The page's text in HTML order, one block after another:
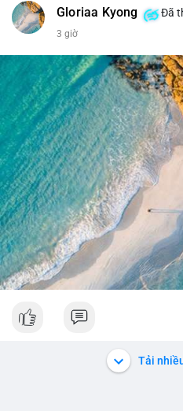
lược. Nếu điểm đến là các sàn
cao là chuẩn bị thanh khoản để
tín hiệu tích lũy dài hạn, giảm
chuyển một lần với giá trị lớn
sự tự tin của cá voi, nhưng
thị trường vì khả năng bán tháo
Lời khuyên cho nhà đầu tư nhỏ
giao dịch này trong vài khối tiếp
chuẩn bị cho biến động giá
tâm hơn về xu hướng dài hạn.
dựa trên một giao dịch đơn lẻ,
trong 24-48 giờ để xác nhận xu
#52dot09btc #chuyenvilanh
#giaodichlon
Gloriaa Kyong Đã
3 giờ
Tải